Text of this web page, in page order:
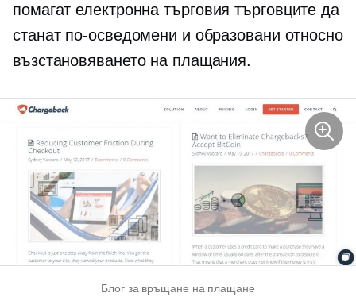
помагателектронна търговия търговците да
станат по-осведомени и образовани относно
възстановяването на плащания.
Блог за връщане на плащане